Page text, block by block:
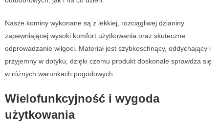
Nasze kominy wykonane są z lekkiej, rozciągliwej dzianiny
zapewniającej wysoki komfort użytkowania oraz skuteczne
odprowadzanie wilgoci. Materiał jest szybkoschnący, oddychający i
przyjemny w dotyku, dzięki czemu produkt doskonale sprawdza się
w różnych warunkach pogodowych.
Wielofunkcyjność i wygoda
użytkowania